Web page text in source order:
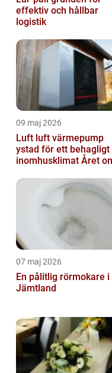
effektiv och hållbar
logistik
09 maj 2026
Luft luft värmepump
ystad för ett behagligt
inomhusklimat Året
07 maj 2026
En pålitlig rörmokare i
Jämtland